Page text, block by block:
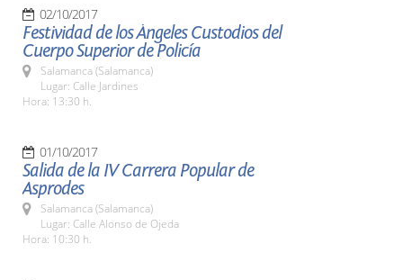
02/10/2017
Festividad de los Ángeles Custodios del
Cuerpo Superior de Policía
Salamanca (Salamanca)
Lugar: Calle Jardines
Hora: 13:30 h.
01/10/2017
Salida de la IV Carrera Popular de
Asprodes
Salamanca (Salamanca)
Lugar: Calle Alonso de Ojeda
Hora: 10:30 h.